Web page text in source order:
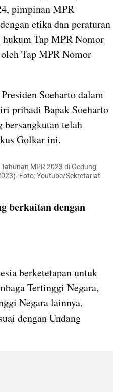
pimpinan MPR
etika dan peraturan
hukum Tap MPR Nomor
Tap MPR Nomor
Soeharto dalam
pribadi Bapak Soeharto
bersangkutan telah
Golkar ini.
MPR 2023 di Gedung
Foto: Youtube/Sekretariat
berkaitan dengan
berketetapan untuk
Tertinggi Negara,
Negara lainnya,
dengan Undang